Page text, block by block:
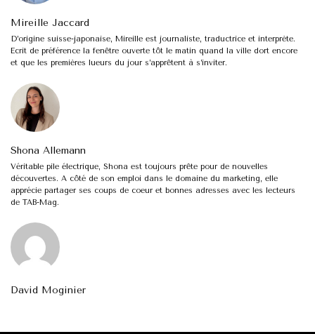
Mireille Jaccard
D’origine suisse-japonaise, Mireille est journaliste, traductrice et interprète.
Ecrit de préférence la fenêtre ouverte tôt le matin quand la ville dort encore
et que les premières lueurs du jour s’apprêtent à s’inviter.
Shona Allemann
Véritable pile électrique, Shona est toujours prête pour de nouvelles
découvertes. A côté de son emploi dans le domaine du marketing, elle
apprécie partager ses coups de coeur et bonnes adresses avec les lecteurs
de TAB-Mag.
David Moginier